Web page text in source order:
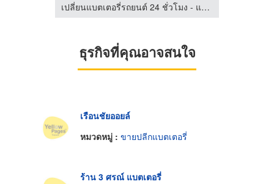
เปลี่ยนแบตเตอรี่รถยนต์ 24 ชั่วโมง - แบตเตอรี่ พี เจ
ธุรกิจที่คุณอาจสนใจ
เรือนชัยออยล์
หมวดหมู่ : ขายปลีกแบตเตอรี่
ร้าน 3 ศรณ์ แบตเตอรี่